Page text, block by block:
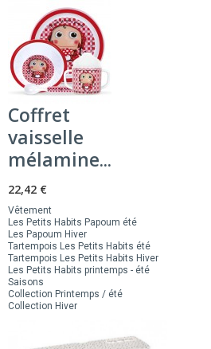
Coffret
vaisselle
mélamine...
22,42 €
Vêtement
Les Petits Habits Papoum été
Les Papoum Hiver
Tartempois Les Petits Habits été
Tartempois Les Petits Habits Hiver
Les Petits Habits printemps - été
Saisons
Collection Printemps / été
Collection Hiver